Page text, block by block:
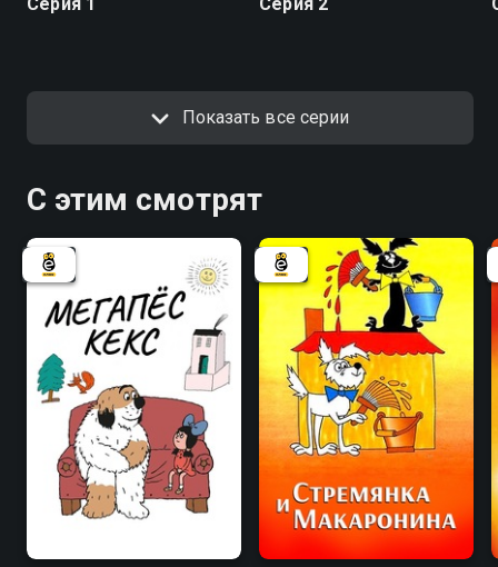
Показать все серии
С этим смотрят
7.5 7.7 6.7